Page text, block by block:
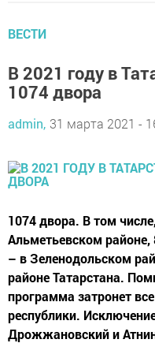
ВЕСТИ
В 2021 году в
1074 двора
admin, 31 марта 2021 -
1074 двора. В том
Альметьевском
– в Зеленодольском
районе Татарстана.
программа затронет
республики.
Дрожжановский и